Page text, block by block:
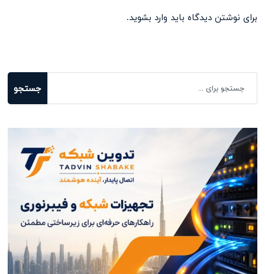
برای نوشتن دیدگاه باید وارد بشوید.
جستجو